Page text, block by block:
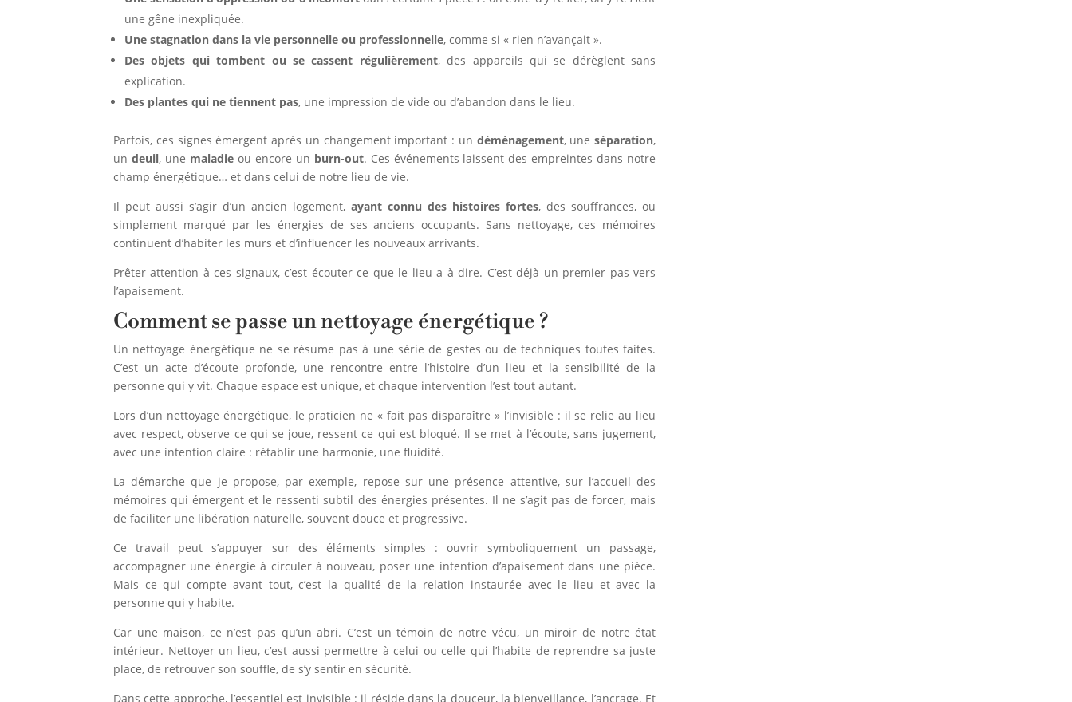
une gêne inexpliquée.
Une stagnation dans la vie personnelle ou professionnelle, comme si « rien n’avançait ».
Des objets qui tombent ou se cassent régulièrement, des appareils qui se dérèglent sans
explication.
Des plantes qui ne tiennent pas, une impression de vide ou d’abandon dans le lieu.
Parfois, ces signes émergent après un changement important : un déménagement, uneséparation,
un deuil, une maladieou encore un burn-out. Ces événements laissent des empreintes dans notre
champ énergétique… et dans celui de notre lieu de vie.
Il peut aussi s’agir d’un ancien logement,ayant connu des histoires fortes, des souffrances, ou
simplement marqué par les énergies de ses anciens occupants. Sans nettoyage, ces mémoires
continuent d’habiter les murs et d’influencer les nouveaux arrivants.
Prêter attention à ces signaux, c’est écouter ce que le lieu a à dire. C’est déjà un premier pas vers
l’apaisement.
Comment se passe un nettoyage énergétique ?
Un nettoyage énergétique ne se résume pas à une série de gestes ou de techniques toutes faites.
C’est un acte d’écoute profonde, une rencontre entre l’histoire d’un lieu et la sensibilité de la
personne qui y vit. Chaque espace est unique, et chaque intervention l’est tout autant.
Lors d’un nettoyage énergétique, le praticien ne « fait pas disparaître » l’invisible : il se relie au lieu
avec respect, observe ce qui se joue, ressent ce qui est bloqué. Il se met à l’écoute, sans jugement,
avec une intention claire : rétablir une harmonie, une fluidité.
La démarche que je propose, par exemple, repose sur une présence attentive, sur l’accueil des
mémoires qui émergent et le ressenti subtil des énergies présentes. Il ne s’agit pas de forcer, mais
de faciliter une libération naturelle, souvent douce et progressive.
Ce travail peut s’appuyer sur des éléments simples : ouvrir symboliquement un passage,
accompagner une énergie à circuler à nouveau, poser une intention d’apaisement dans une pièce.
Mais ce qui compte avant tout, c’est la qualité de la relation instaurée avec le lieu et avec la
personne qui y habite.
Car une maison, ce n’est pas qu’un abri. C’est un témoin de notre vécu, un miroir de notre état
intérieur. Nettoyer un lieu, c’est aussi permettre à celui ou celle qui l’habite de reprendre sa juste
place, de retrouver son souffle, de s’y sentir en sécurité.
Dans cette approche, l’essentiel est invisible : il réside dans la douceur, la bienveillance, l’ancrage. Et